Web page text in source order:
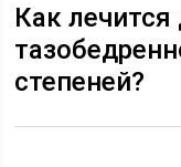
Как
степеней?